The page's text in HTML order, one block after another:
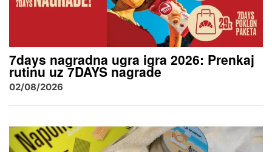
7days nagradna ugra igra 2026: Prenkaj
rutinu uz 7DAYS nagrade
02/08/2026